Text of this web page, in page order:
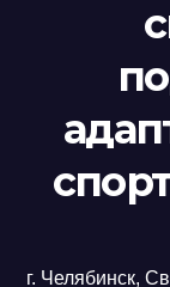
г. Челябинск,